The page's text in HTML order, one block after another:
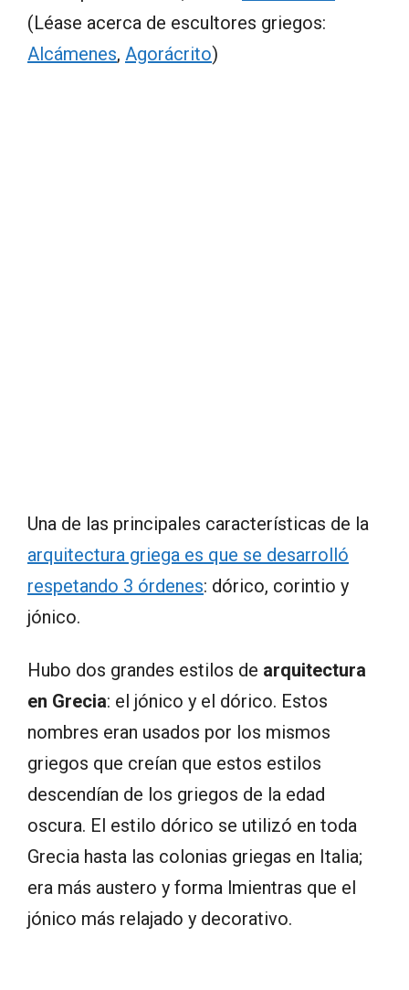
(Léase acerca de escultores griegos:
Alcámenes, Agorácrito)
Una de las principales características de la
arquitectura griega es que se desarrolló
respetando 3 órdenes: dórico, corintio y
jónico.
Hubo dos grandes estilos de arquitectura
en Grecia: el jónico y el dórico. Estos
nombres eran usados por los mismos
griegos que creían que estos estilos
descendían de los griegos de la edad
oscura. El estilo dórico se utilizó en toda
Grecia hasta las colonias griegas en Italia;
era más austero y forma lmientras que el
jónico más relajado y decorativo.